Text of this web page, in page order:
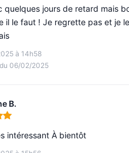
à 14h58
06/02/2025
quelques jours de retard mais
il le faut ! Je regrette pas et je le
B.
5
intéressant À bientôt